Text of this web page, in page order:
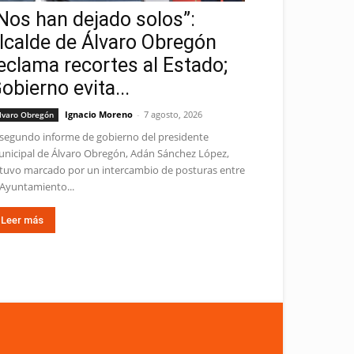
han dejado solos”:
de Álvaro Obregón
recortes al Estado;
evita...
Obregón Ignacio Moreno - 7 agosto, 2026
informe de gobierno del presidente
de Álvaro Obregón, Adán Sánchez López,
marcado por un intercambio de posturas entre
Leer más